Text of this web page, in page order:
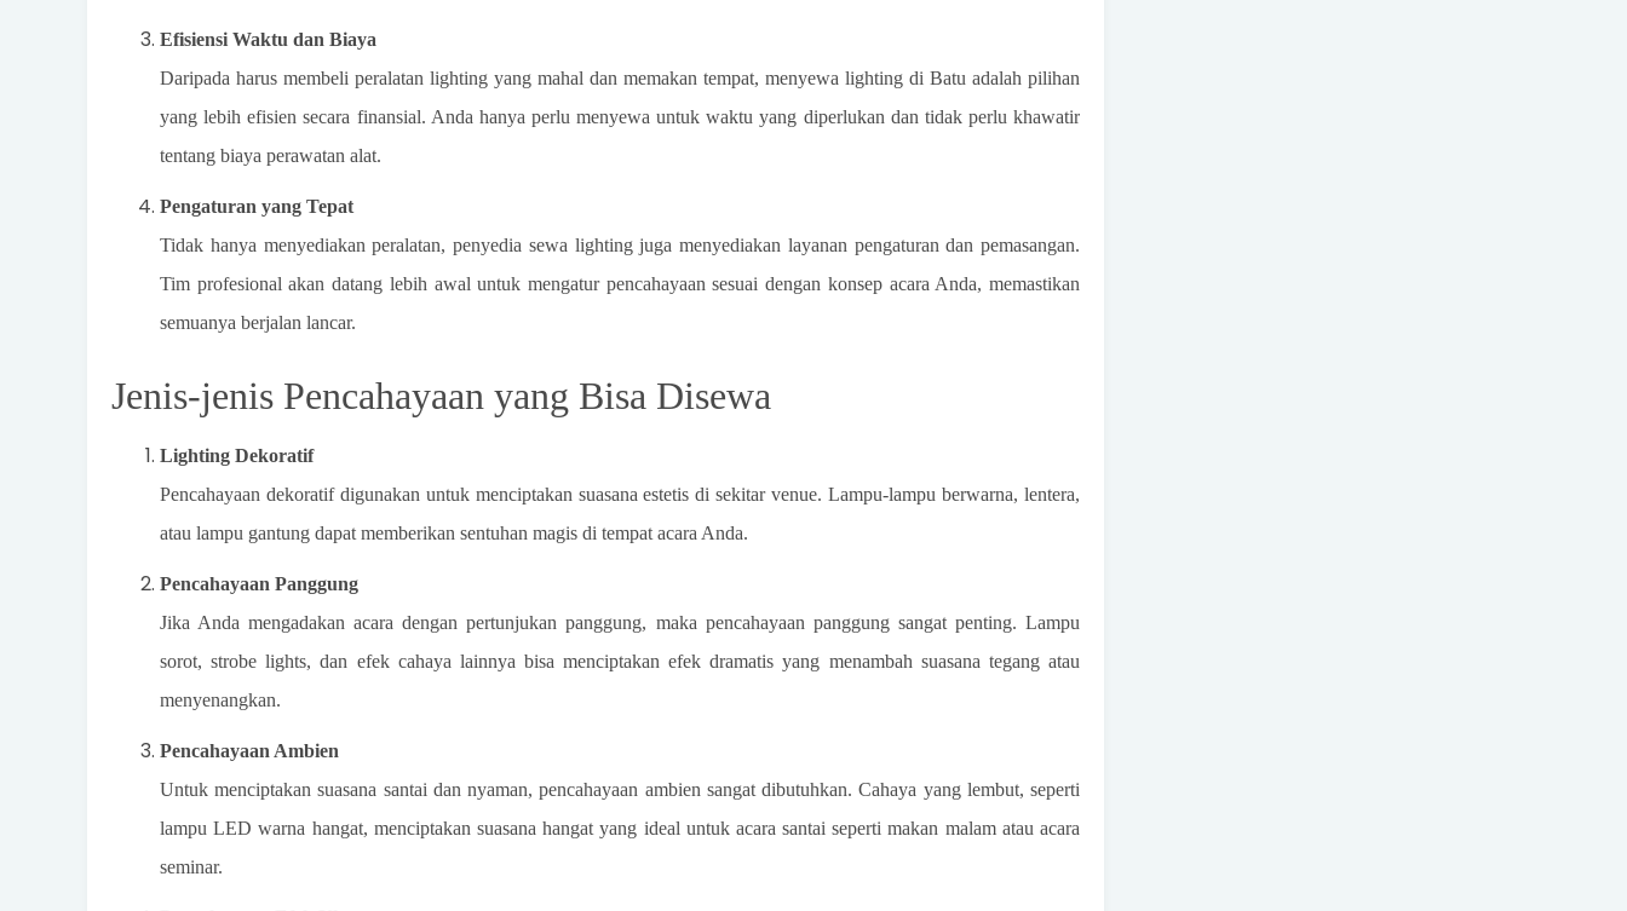
Efisiensi Waktu dan Biaya
Daripada harus membeli peralatan lighting yang mahal dan memakan tempat, menyewa lighting di Batu adalah pilihan
yang lebih efisien secara finansial. Anda hanya perlu menyewa untuk waktu yang diperlukan dan tidak perlu khawatir
tentang biaya perawatan alat.
Pengaturan yang Tepat
Tidak hanya menyediakan peralatan, penyedia sewa lighting juga menyediakan layanan pengaturan dan pemasangan.
Tim profesional akan datang lebih awal untuk mengatur pencahayaan sesuai dengan konsep acara Anda, memastikan
semuanya berjalan lancar.
Jenis-jenis Pencahayaan yang Bisa Disewa
Lighting Dekoratif
Pencahayaan dekoratif digunakan untuk menciptakan suasana estetis di sekitar venue. Lampu-lampu berwarna, lentera,
atau lampu gantung dapat memberikan sentuhan magis di tempat acara Anda.
Pencahayaan Panggung
Jika Anda mengadakan acara dengan pertunjukan panggung, maka pencahayaan panggung sangat penting. Lampu
sorot, strobe lights, dan efek cahaya lainnya bisa menciptakan efek dramatis yang menambah suasana tegang atau
menyenangkan.
Pencahayaan Ambien
Untuk menciptakan suasana santai dan nyaman, pencahayaan ambien sangat dibutuhkan. Cahaya yang lembut, seperti
lampu LED warna hangat, menciptakan suasana hangat yang ideal untuk acara santai seperti makan malam atau acara
seminar.